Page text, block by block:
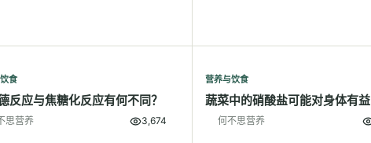
食
反应与焦糖化反应有何不同？
思营养 3,674
营养与饮食
蔬菜中的硝酸盐可能对身体有益
何不思营养